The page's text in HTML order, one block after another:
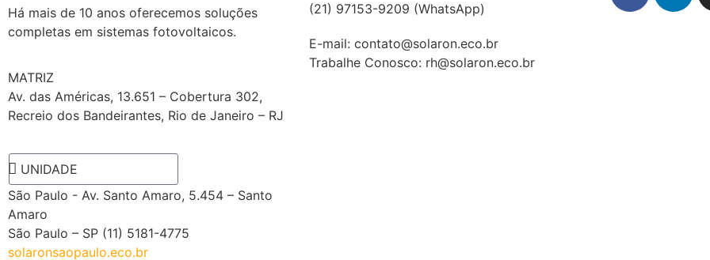
Há mais de 10 anos oferecemos soluções
completas em sistemas fotovoltaicos.
MATRIZ
Av. das Américas, 13.651 – Cobertura 302,
Recreio dos Bandeirantes, Rio de Janeiro – RJ
A problem was detected in the following
Form. Submitting it could result in errors.
Please contact the site administrator.
São Paulo - Av. Santo Amaro, 5.454 – Santo
(21) 97153-9209 (WhatsApp)
E-mail: contato@solaron.eco.br
Trabalhe Conosco: rh@solaron.eco.br